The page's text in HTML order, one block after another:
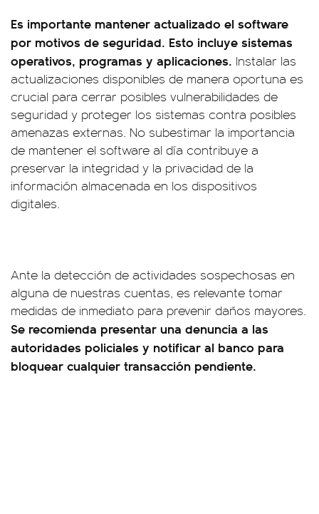
Es importante mantener actualizado el software
por motivos de seguridad. Esto incluye sistemas
operativos, programas y aplicaciones. Instalar las
actualizaciones disponibles de manera oportuna es
crucial para cerrar posibles vulnerabilidades de
seguridad y proteger los sistemas contra posibles
amenazas externas. No subestimar la importancia
de mantener el software al día contribuye a
preservar la integridad y la privacidad de la
información almacenada en los dispositivos
digitales.
Ante la detección de actividades sospechosas en
alguna de nuestras cuentas, es relevante tomar
medidas de inmediato para prevenir daños mayores.
Se recomienda presentar una denuncia a las
autoridades policiales y notificar al banco para
bloquear cualquier transacción pendiente.